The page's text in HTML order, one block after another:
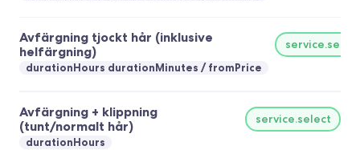
Avfärgning tjockt hår (inklusive
helfärgning)
durationHours durationMinutes fromPrice
service.select
Avfärgning + klippning
(tunt/normalt hår)
durationHours
service.select